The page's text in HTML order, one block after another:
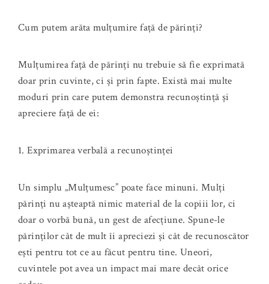
Cum putem arăta mulțumire față de părinți?
Mulțumirea față de părinți nu trebuie să fie exprimată
doar prin cuvinte, ci și prin fapte. Există mai multe
moduri prin care putem demonstra recunoștință și
apreciere față de ei:
1. Exprimarea verbală a recunoștinței
Un simplu „Mulțumesc” poate face minuni. Mulți
părinți nu așteaptă nimic material de la copiii lor, ci
doar o vorbă bună, un gest de afecțiune. Spune-le
părinților cât de mult îi apreciezi și cât de recunoscător
ești pentru tot ce au făcut pentru tine. Uneori,
cuvintele pot avea un impact mai mare decât orice